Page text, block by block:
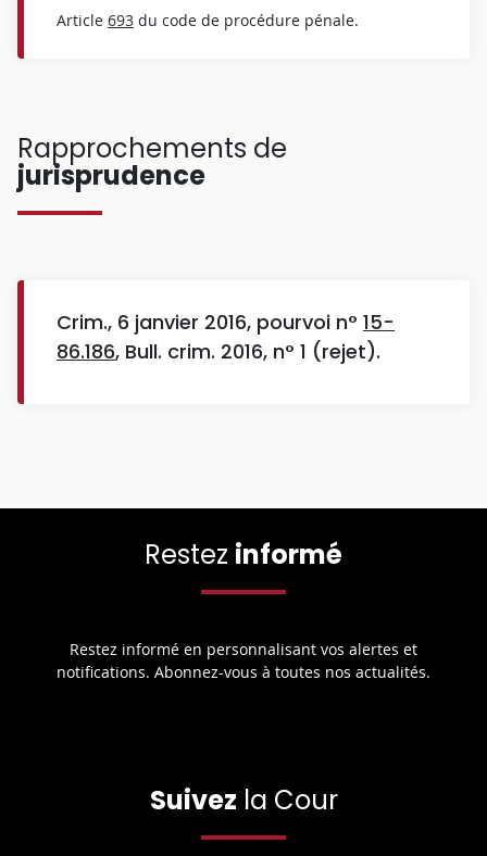
Article 693 du code de procédure pénale.
Rapprochements de
jurisprudence
Crim., 6 janvier 2016, pourvoi n° 15-
86.186, Bull. crim. 2016, n° 1 (rejet).
Restez informé
Restez informé en personnalisant vos alertes et
notifications. Abonnez-vous à toutes nos actualités.
Suivez la Cour